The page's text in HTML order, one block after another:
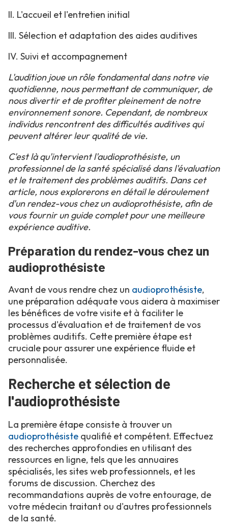
II. L'accueil et l'entretien initial
III. Sélection et adaptation des aides auditives
IV. Suivi et accompagnement
L'audition joue un rôle fondamental dans notre vie
quotidienne, nous permettant de communiquer, de
nous divertir et de profiter pleinement de notre
environnement sonore. Cependant, de nombreux
individus rencontrent des difficultés auditives qui
peuvent altérer leur qualité de vie.
C'est là qu'intervient l'audioprothésiste, un
professionnel de la santé spécialisé dans l'évaluation
et le traitement des problèmes auditifs. Dans cet
article, nous explorerons en détail le déroulement
d'un rendez-vous chez un audioprothésiste, afin de
vous fournir un guide complet pour une meilleure
expérience auditive.
Préparation du rendez-vous chez un
audioprothésiste
Avant de vous rendre chez un audioprothésiste,
une préparation adéquate vous aidera à maximiser
les bénéfices de votre visite et à faciliter le
processus d'évaluation et de traitement de vos
problèmes auditifs. Cette première étape est
cruciale pour assurer une expérience fluide et
personnalisée.
Recherche et sélection de
l'audioprothésiste
La première étape consiste à trouver un
audioprothésiste qualifié et compétent. Effectuez
des recherches approfondies en utilisant des
ressources en ligne, tels que les annuaires
spécialisés, les sites web professionnels, et les
forums de discussion. Cherchez des
recommandations auprès de votre entourage, de
votre médecin traitant ou d'autres professionnels
de la santé.